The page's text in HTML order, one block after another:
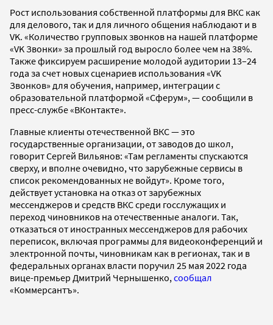
Рост использования собственной платформы для ВКС как
для делового, так и для личного общения наблюдают и в
VK. «Количество групповых звонков на нашей платформе
«VK Звонки» за прошлый год выросло более чем на 38%.
Также фиксируем расширение молодой аудитории 13–24
года за счет новых сценариев использования «VK
Звонков» для обучения, например, интеграции с
образовательной платформой «Сферум», — сообщили в
пресс-службе «ВКонтакте».
Главные клиенты отечественной ВКС — это
государственные организации, от заводов до школ,
говорит Сергей Вильянов: «Там регламенты спускаются
сверху, и вполне очевидно, что зарубежные сервисы в
список рекомендованных не войдут». Кроме того,
действует установка на отказ от зарубежных
мессенджеров и средств ВКС среди госслужащих и
переход чиновников на отечественные аналоги. Так,
отказаться от иностранных мессенджеров для рабочих
переписок, включая программы для видеоконференций и
электронной почты, чиновникам как в регионах, так и в
федеральных органах власти поручил 25 мая 2022 года
вице-премьер Дмитрий Чернышенко,сообщал
«Коммерсантъ».